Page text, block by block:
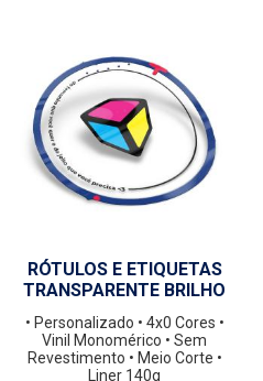
RÓTULOS E ETIQUETAS
TRANSPARENTE BRILHO
• Personalizado • 4x0 Cores •
Vinil Monomérico • Sem
Revestimento • Meio Corte •
Liner 140g